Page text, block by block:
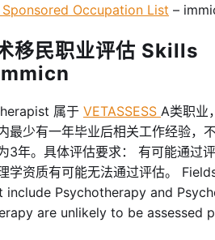
Sponsored Occupation List –
移民职业评估 Skills
属于 VETASSESS A类职业
最少有一年毕业后相关工作经验，
3年。具体评估要求： 有可能通过
学资质有可能无法通过评估。
Psychotherapy and
are unlikely to be assessed